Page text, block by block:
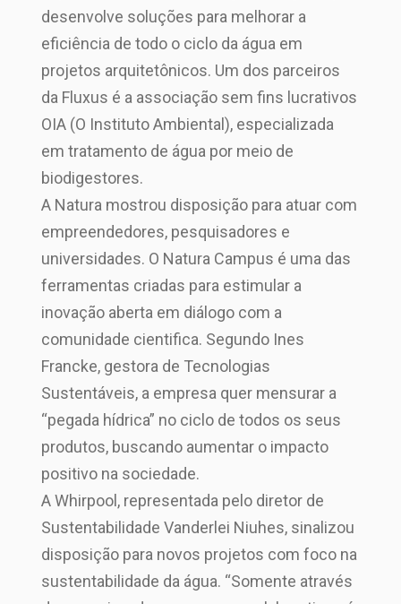
desenvolve soluções para melhorar a
eficiência de todo o ciclo da água em
projetos arquitetônicos. Um dos parceiros
da Fluxus é a associação sem fins lucrativos
OIA (O Instituto Ambiental), especializada
em tratamento de água por meio de
biodigestores.
A Natura mostrou disposição para atuar com
empreendedores, pesquisadores e
universidades. O Natura Campus é uma das
ferramentas criadas para estimular a
inovação aberta em diálogo com a
comunidade cientifica. Segundo Ines
Francke, gestora de Tecnologias
Sustentáveis, a empresa quer mensurar a
“pegada hídrica” no ciclo de todos os seus
produtos, buscando aumentar o impacto
positivo na sociedade.
A Whirpool, representada pelo diretor de
Sustentabilidade Vanderlei Niuhes, sinalizou
disposição para novos projetos com foco na
sustentabilidade da água. “Somente através